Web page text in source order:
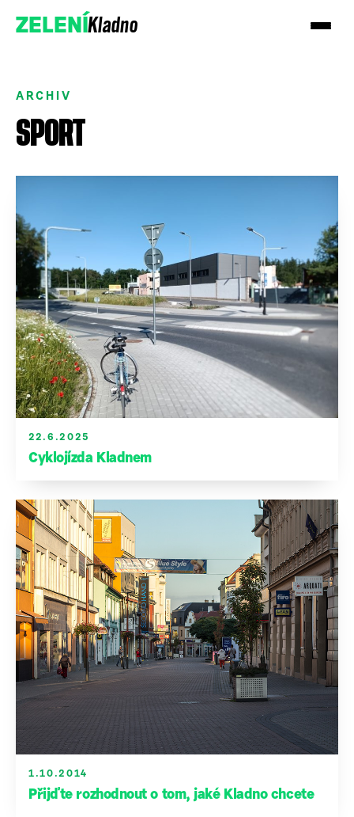
ZELENÍKladno
Přidejte se k nám
Podpořte nás darem
ARCHIV
SPORT
22.6.2025
Cyklojízda Kladnem
1.10.2014
Přijďte rozhodnout o tom, jaké Kladno chcete